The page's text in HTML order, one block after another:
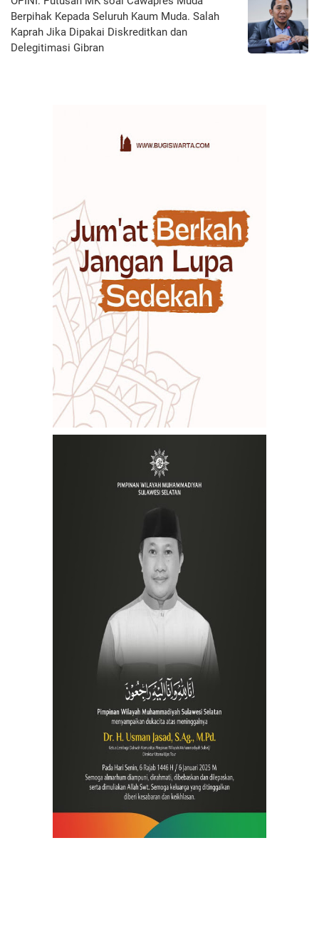
Berpihak Kepada Seluruh Kaum Muda. Salah
Kaprah Jika Dipakai Diskreditkan dan
Delegitimasi Gibran